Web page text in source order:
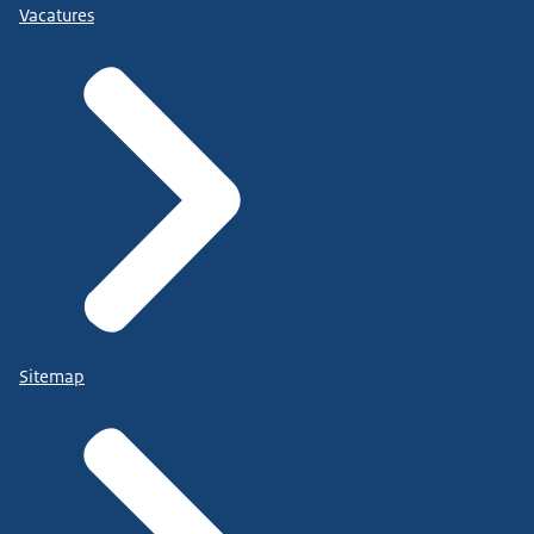
Vacatures
Sitemap